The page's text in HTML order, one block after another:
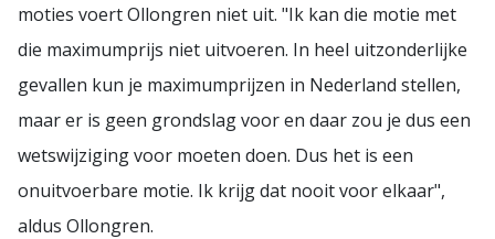
moties voert Ollongren niet uit. "Ik kan die motie met
die maximumprijs niet uitvoeren. In heel uitzonderlijke
gevallen kun je maximumprijzen in Nederland stellen,
maar er is geen grondslag voor en daar zou je dus een
wetswijziging voor moeten doen. Dus het is een
onuitvoerbare motie. Ik krijg dat nooit voor elkaar",
aldus Ollongren.